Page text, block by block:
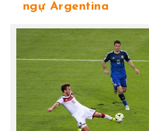
ngự Argentina